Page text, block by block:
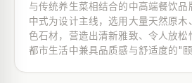
与传统养生菜相结合的中高端餐饮品
中式为设计主线，选用大量天然原木
色石材，营造出清新雅致、令人放松
都市生活中兼具品质感与舒适度的"颐